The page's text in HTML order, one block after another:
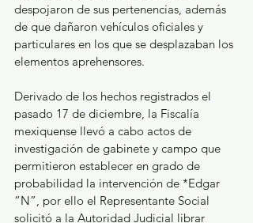
despojaron de sus pertenencias, además
de que dañaron vehículos oficiales y
particulares en los que se desplazaban los
elementos aprehensores.
Derivado de los hechos registrados el
pasado 17 de diciembre, la Fiscalía
mexiquense llevó a cabo actos de
investigación de gabinete y campo que
permitieron establecer en grado de
probabilidad la intervención de *Edgar
“N”, por ello el Representante Social
solicitó a la Autoridad Judicial librar